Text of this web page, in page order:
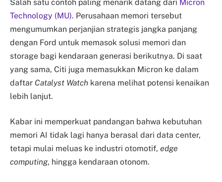
Salah satu contoh paling menarik datang dari Micron
Technology (MU). Perusahaan memori tersebut
mengumumkan perjanjian strategis jangka panjang
dengan Ford untuk memasok solusi memori dan
storage bagi kendaraan generasi berikutnya. Di saat
yang sama, Citi juga memasukkan Micron ke dalam
daftar Catalyst Watch karena melihat potensi kenaikan
lebih lanjut.
Kabar ini memperkuat pandangan bahwa kebutuhan
memori AI tidak lagi hanya berasal dari data center,
tetapi mulai meluas ke industri otomotif, edge
computing, hingga kendaraan otonom.